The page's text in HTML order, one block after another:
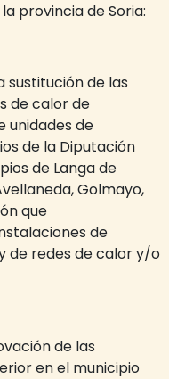
provincia de Soria:
sustitución de las
de calor de
unidades de
de la Diputación
de Langa de
Golmayo,
que
de
de redes de calor y/o
de las
en el municipio